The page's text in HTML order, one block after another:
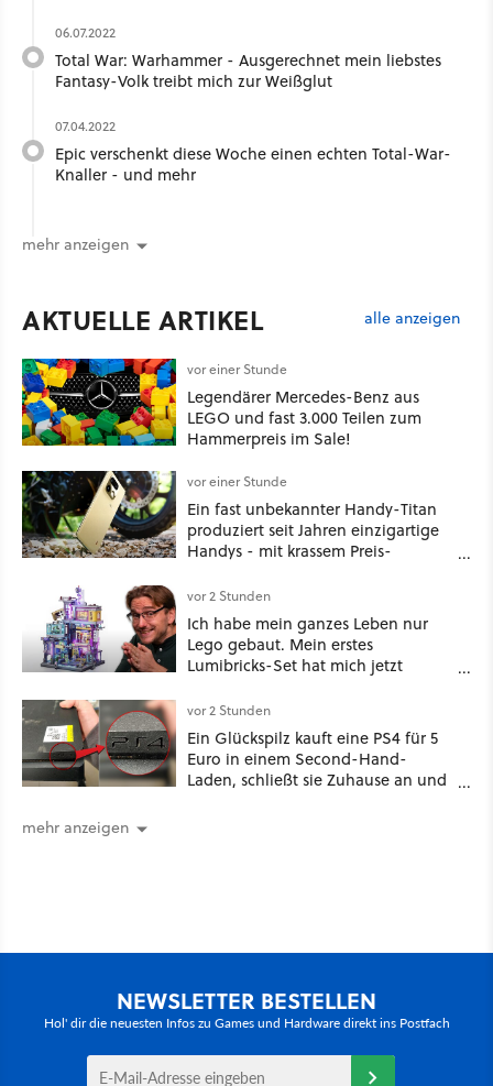
06.07.2022
Total War: Warhammer - Ausgerechnet mein liebstes
Fantasy-Volk treibt mich zur Weißglut
07.04.2022
Epic verschenkt diese Woche einen echten Total-War-
Knaller - und mehr
mehr anzeigen
AKTUELLE ARTIKEL alle anzeigen
vor einer Stunde
Legendärer Mercedes-Benz aus
LEGO und fast 3.000 Teilen zum
Hammerpreis im Sale!
vor einer Stunde
Ein fast unbekannter Handy-Titan
produziert seit Jahren einzigartige
Handys - mit krassem Preis-
vor 2 Stunden
Ich habe mein ganzes Leben nur
Lego gebaut. Mein erstes
Lumibricks-Set hat mich jetzt
Stack im Test
vor 2 Stunden
Ein Glückspilz kauft eine PS4 für 5
Euro in einem Second-Hand-
Laden, schließt sie Zuhause an und
mehr anzeigen
NEWSLETTER BESTELLEN
Hol' dir die neuesten Infos zu Games und Hardware direkt ins Postfach